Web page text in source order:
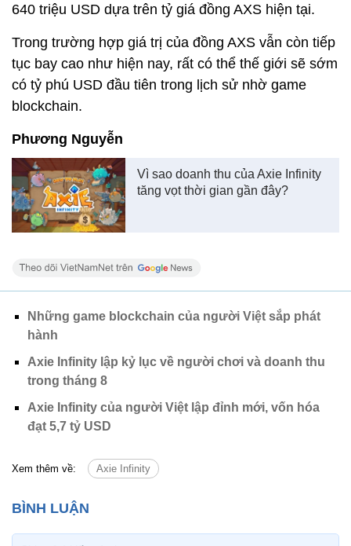
640 triệu USD dựa trên tỷ giá đồng AXS hiện tại.
Trong trường hợp giá trị của đồng AXS vẫn còn tiếp
tục bay cao như hiện nay, rất có thể thế giới sẽ sớm
có tỷ phú USD đầu tiên trong lịch sử nhờ game
blockchain.
Phương Nguyễn
Vì sao doanh thu của Axie Infinity
tăng vọt thời gian gần đây?
Những game blockchain của người Việt sắp phát
hành
Axie Infinity lập kỷ lục về người chơi và doanh thu
trong tháng 8
Axie Infinity của người Việt lập đỉnh mới, vốn hóa
đạt 5,7 tỷ USD
Xem thêm về: Axie Infinity